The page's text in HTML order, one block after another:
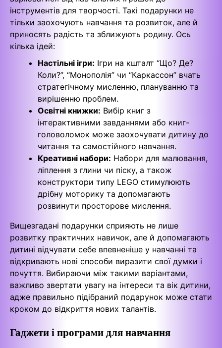
інструментів для творчості. Такі подарунки не
тільки заохочують навчання та розвиток, але й
приносять радість та зближують родину. Ось
кілька ідей:
Настільні ігри: Ігри на кшталт “Що? Де?
Коли?”, “Монополія” чи “Каркассон” вчать
стратегічному мисленню, плануванню та
вирішенню проблем.
Освітні книжки: Вибір книг з
інтерактивними завданнями або книг-
головоломок може заохочувати дитину до
читання та самостійного навчання.
Креативні набори: Набори для малювання,
ліплення з глини чи піску, а також
конструктори типу LEGO стимулюють
дрібну моторику та допомагають
розвинути просторове мислення.
Вищезгадані подарунки сприяють не лише
розвитку практичних навичок, але й допомагають
дитині відчувати себе впевненіше у навчанні та
відкривають нові способи виразити свої думки і
почуття. Вибираючи між такими варіантами,
важливо звертати увагу на інтереси та вік дитини,
адже правильно підібраний подарунок може стати
кроком до відкриття нових талантів.
Гаджети і програми для навчання